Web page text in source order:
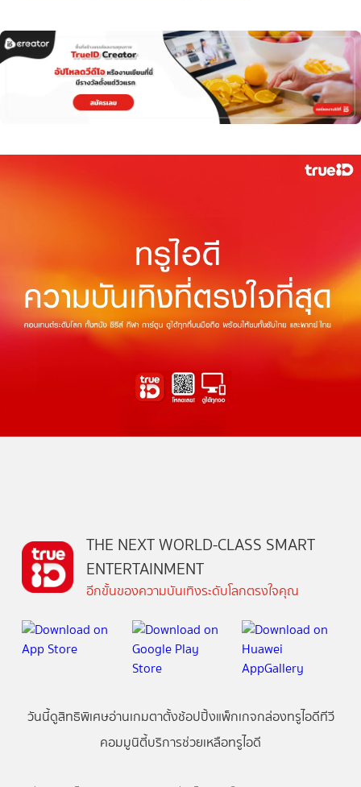
THE NEXT WORLD-CLASS SMART
ENTERTAINMENT
อีกขั้นของความบันเทิงระดับโลกตรงใจคุณ
วันนี้ดูสิทธิพิเศษอ่านเกมตาตั้งช้อปปิ้งแพ็กเกจกล่องทรูไอดีทีวี
คอมมูนิตี้บริการช่วยเหลือทรูไอดี